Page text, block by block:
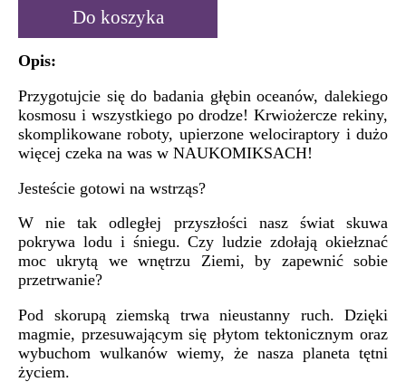
Do koszyka
Opis:
Przygotujcie się do badania głębin oceanów, dalekiego
kosmosu i wszystkiego po drodze! Krwiożercze rekiny,
skomplikowane roboty, upierzone welociraptory i dużo
więcej czeka na was w NAUKOMIKSACH!
Jesteście gotowi na wstrząs?
W nie tak odległej przyszłości nasz świat skuwa
pokrywa lodu i śniegu. Czy ludzie zdołają okiełznać
moc ukrytą we wnętrzu Ziemi, by zapewnić sobie
przetrwanie?
Pod skorupą ziemską trwa nieustanny ruch. Dzięki
magmie, przesuwającym się płytom tektonicznym oraz
wybuchom wulkanów wiemy, że nasza planeta tętni
życiem.